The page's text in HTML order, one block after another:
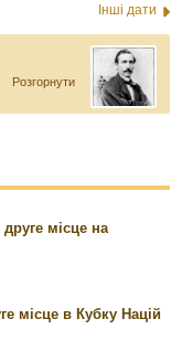
Інші дати
Розгорнути
друге місце на
місце в Кубку Націй